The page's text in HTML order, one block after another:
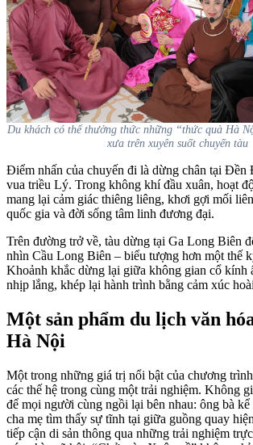
Du khách có thể thưởng thức những “thức quà Hà
xưa trên xuyên suốt chuyến tàu
Điểm nhấn của chuyến đi là dừng chân tại Đền
vua triều Lý. Trong không khí đầu xuân, hoạt
mang lại cảm giác thiêng liêng, khơi gợi mối
quốc gia và đời sống tâm linh đương đại.
Trên đường trở về, tàu dừng tại Ga Long Biên
nhìn Cầu Long Biên – biểu tượng hơn một thế
Khoảnh khắc dừng lại giữa không gian cổ kính
nhịp lắng, khép lại hành trình bằng cảm xúc
Một sản phẩm du lịch văn
Hà Nội
Một trong những giá trị nổi bật của chương
các thế hệ trong cùng một trải nghiệm. Không
để mọi người cùng ngồi lại bên nhau: ông bà
cha mẹ tìm thấy sự tĩnh tại giữa guồng quay
tiếp cận di sản thông qua những trải nghiệm